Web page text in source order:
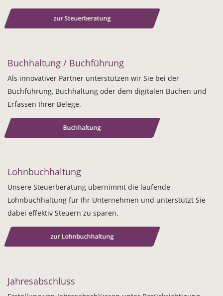
zur Steuerberatung
Buchhaltung / Buchführung
Als innovativer Partner unterstützen wir Sie bei der
Buchführung, Buchhaltung oder dem digitalen Buchen und
Erfassen Ihrer Belege.
Buchhaltung
Lohnbuchhaltung
Unsere Steuerberatung übernimmt die laufende
Lohnbuchhaltung für Ihr Unternehmen und unterstützt Sie
dabei effektiv Steuern zu sparen.
zur Lohnbuchhaltung
Jahresabschluss